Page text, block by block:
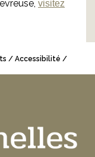
visitez
Accessibilité